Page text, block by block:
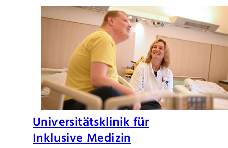
Universitätsklinik für
Inklusive Medizin